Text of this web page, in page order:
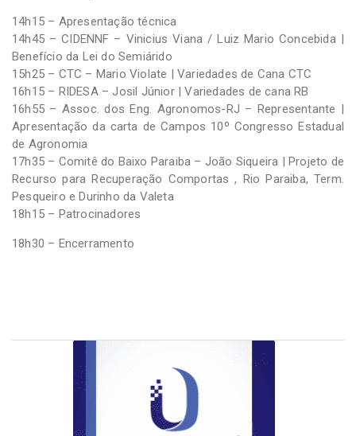
14h15 – Apresentação técnica
14h45 – CIDENNF – Vinicius Viana / Luiz Mario Concebida |
Benefício da Lei do Semiárido
15h25 – CTC – Mario Violate | Variedades de Cana CTC
16h15 – RIDESA – Josil Júnior | Variedades de cana RB
16h55 – Assoc. dos Eng. Agronomos-RJ – Representante |
Apresentação da carta de Campos 10º Congresso Estadual
de Agronomia
17h35 – Comitê do Baixo Paraiba – João Siqueira | Projeto de
Recurso para Recuperação Comportas , Rio Paraiba, Term.
Pesqueiro e Durinho da Valeta
18h15 – Patrocinadores
18h30 – Encerramento